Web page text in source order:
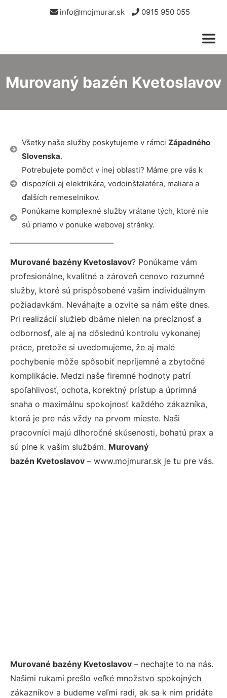
info@mojmurar.sk 0915 950 055
Murovaný bazén Kvetoslavov
Všetky naše služby poskytujeme v rámci Západného
Slovenska.
Potrebujete pomôcť v inej oblasti? Máme pre vás k
dispozícii aj elektrikára, vodoinštalatéra, maliara a
ďalších remeselníkov.
Ponúkame komplexné služby vrátane tých, ktoré nie
sú priamo v ponuke webovej stránky.
Murované bazény Kvetoslavov? Ponúkame vám
profesionálne, kvalitné a zároveň cenovo rozumné
služby, ktoré sú prispôsobené vašim individuálnym
požiadavkám. Neváhajte a ozvite sa nám ešte dnes.
Pri realizácií služieb dbáme nielen na precíznosť a
odbornosť, ale aj na dôslednú kontrolu vykonanej
práce, pretože si uvedomujeme, že aj malé
pochybenie môže spôsobiť nepríjemné a zbytočné
komplikácie. Medzi naše firemné hodnoty patrí
spoľahlivosť, ochota, korektný prístup a úprimná
snaha o maximálnu spokojnosť každého zákazníka,
ktorá je pre nás vždy na prvom mieste. Naši
pracovníci majú dlhoročné skúsenosti, bohatú prax a
sú plne k vašim službám. Murovaný
bazén Kvetoslavov – www.mojmurar.sk je tu pre vás.
Murované bazény Kvetoslavov – nechajte to na nás.
Našimi rukami prešlo veľké množstvo spokojných
zákazníkov a budeme veľmi radi, ak sa k nim pridáte